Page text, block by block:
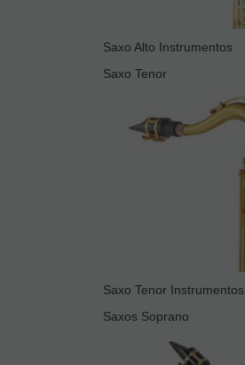
Saxo Alto Instrumentos
Saxo Tenor
Saxo Tenor Instrumentos
Saxos Soprano